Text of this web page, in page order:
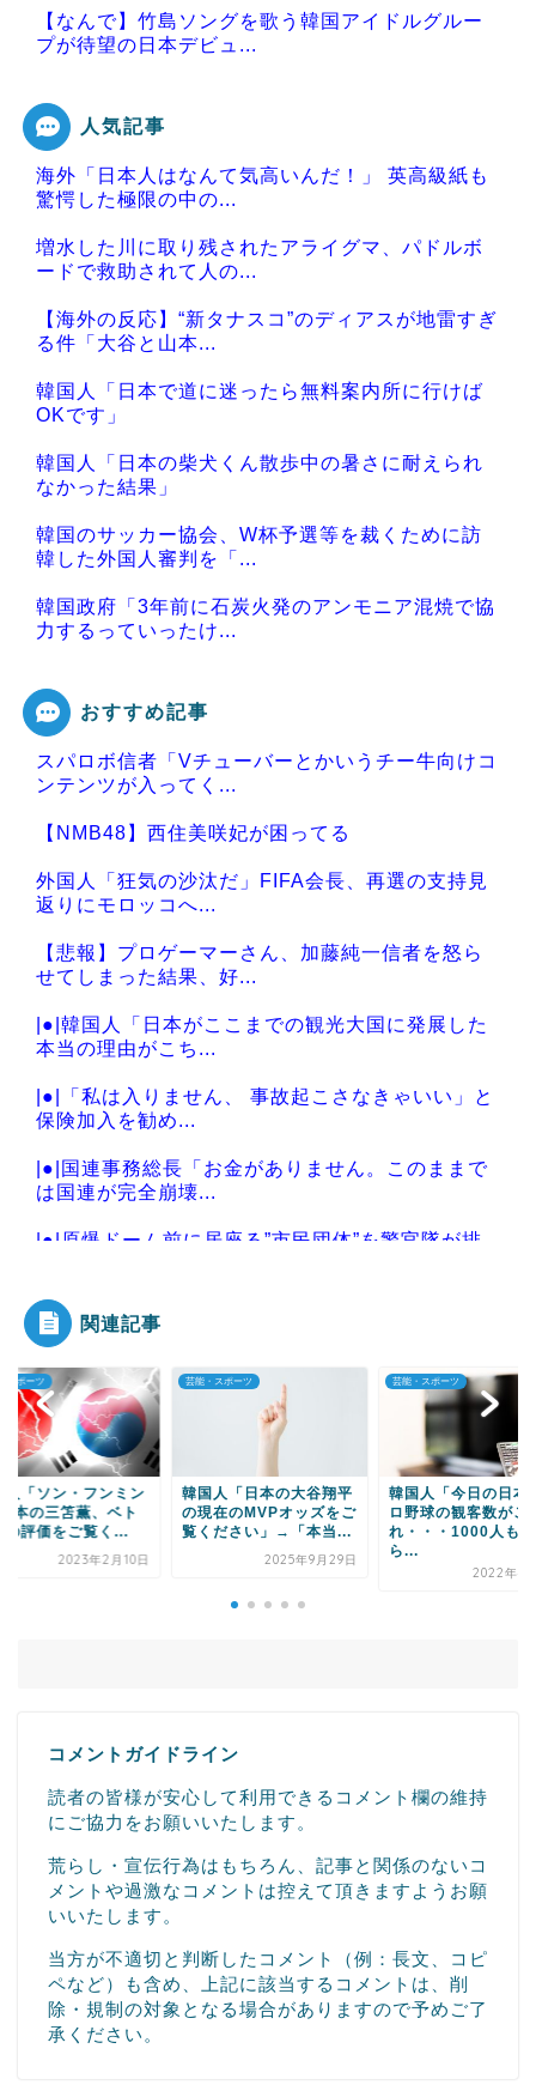
【なんで】竹島ソングを歌う韓国アイドルグルー
プが待望の日本デビュ...
Powered by livedoor 相互RSS
人気記事
海外「日本人はなんて気高いんだ！」 英高級紙も
驚愕した極限の中の...
増水した川に取り残されたアライグマ、パドルボ
ードで救助されて人の...
【海外の反応】“新タナスコ”のディアスが地雷すぎ
る件「大谷と山本...
韓国人「日本で道に迷ったら無料案内所に行けば
OKです」
韓国人「日本の柴犬くん散歩中の暑さに耐えられ
なかった結果」
韓国のサッカー協会、W杯予選等を裁くために訪
韓した外国人審判を「...
韓国政府「3年前に石炭火発のアンモニア混焼で協
力するっていったけ...
Powered by livedoor 相互RSS
おすすめ記事
スパロボ信者「Vチューバーとかいうチー牛向けコ
ンテンツが入ってく...
【NMB48】西住美咲妃が困ってる
外国人「狂気の沙汰だ」FIFA会長、再選の支持見
返りにモロッコへ...
【悲報】プロゲーマーさん、加藤純一信者を怒ら
せてしまった結果、好...
|●|韓国人「日本がここまでの観光大国に発展した
本当の理由がこち...
|●|「私は入りません、 事故起こさなきゃいい」と
保険加入を勧め...
|●|国連事務総長「お金がありません。このままで
は国連が完全崩壊...
|●|原爆ドーム前に居座る”市民団体”を警官隊が排
Powered by livedoor 相互RSS
関連記事
スポーツ
人「ソン・フンミン
本の三笘薫、ベト
の評価をご覧く...
2023年2月10日
芸能・スポーツ
韓国人「日本の大谷翔平
の現在のMVPオッズをご
覧ください」→「本当...
2025年9月29日
芸能・スポーツ
韓国人「今日の日本
ロ野球の観客数がこ
れ・・・1000人も
ら...
2022年4
コメントガイドライン
読者の皆様が安心して利用できるコメント欄の維持
にご協力をお願いいたします。
荒らし・宣伝行為はもちろん、記事と関係のないコ
メントや過激なコメントは控えて頂きますようお願
いいたします。
当方が不適切と判断したコメント（例：長文、コピ
ペなど）も含め、上記に該当するコメントは、削
除・規制の対象となる場合がありますので予めご了
承ください。